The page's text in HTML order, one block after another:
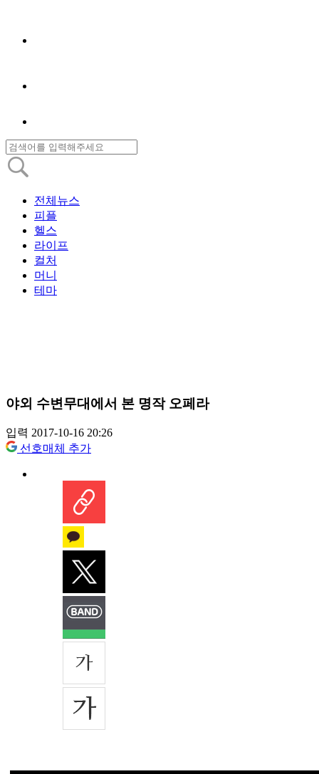
전체뉴스
피플
헬스
라이프
컬처
머니
테마
야외 수변무대에서 본 명작 오페라
입력 2017-10-16 20:26
선호매체 추가